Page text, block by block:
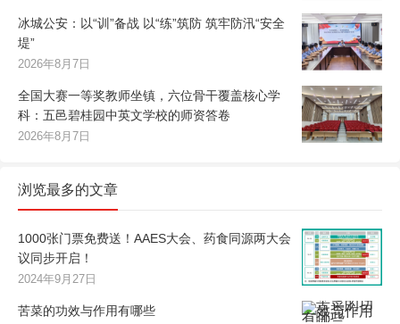
冰城公安：以“训”备战 以“练”筑防 筑牢防汛“安全
堤”
2026年8月7日
全国大赛一等奖教师坐镇，六位骨干覆盖核心学
科：五邑碧桂园中英文学校的师资答卷
2026年8月7日
浏览最多的文章
1000张门票免费送！AAES大会、药食同源两大会
议同步开启！
2024年9月27日
苦菜的功效与作用有哪些